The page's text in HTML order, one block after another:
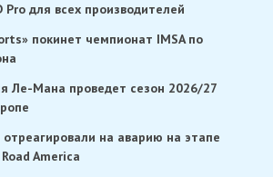
для всех производителей
покинет чемпионат IMSA по
Ле-Мана проведет сезон 2026/27
на аварию на этапе
America